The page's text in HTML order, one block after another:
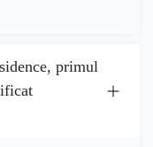
primul